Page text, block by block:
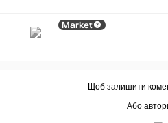
Market
Щоб залишити
Або